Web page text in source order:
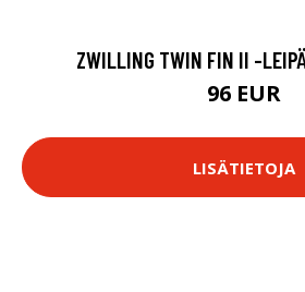
ZWILLING TWIN FIN II -
96 EUR
LISÄTIETOJA